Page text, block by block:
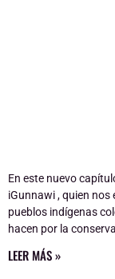
En este nuevo
iGunnawi , quien
pueblos indígenas
hacen por la
LEER MÁS »